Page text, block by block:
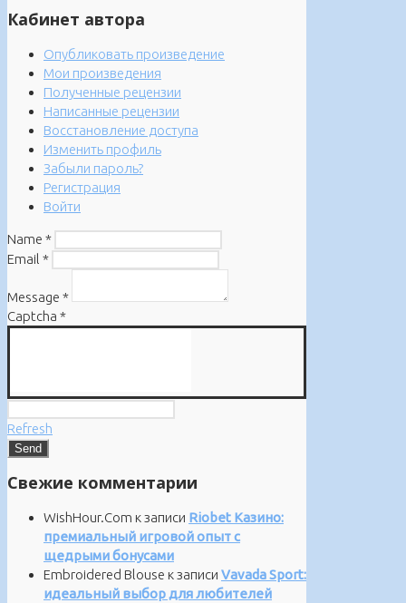
Кабинет автора
Опубликовать произведение
Мои произведения
Полученные рецензии
Написанные рецензии
Восстановление доступа
Изменить профиль
Забыли пароль?
Регистрация
Войти
Name *
Email *
Message *
Captcha *
Refresh
Свежие комментарии
WishHour.Com к записи Riobet Казино:
премиальный игровой опыт с
щедрыми бонусами
Embroidered Blouse к записи Vavada Sport:
идеальный выбор для любителей